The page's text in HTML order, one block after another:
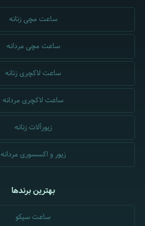
ساعت مچی زنانه
ساعت مچی مردانه
ساعت لاکچری زنانه
ساعت لاکچری مردانه
زیورآلات زنانه
زیور و اکسسوری مردانه
بهترین برندها
ساعت سیکو